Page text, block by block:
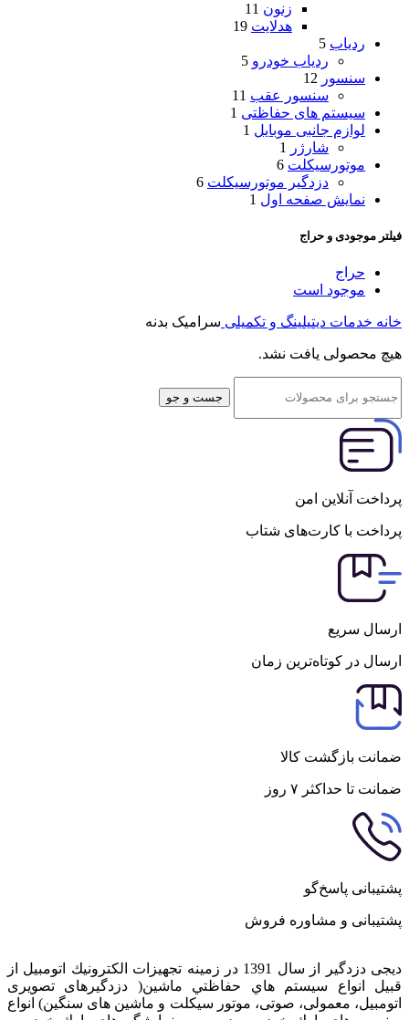
زنون 11
هدلایت 19
ردیاب 5
ردیاب خودرو 5
سنسور 12
سنسور عقب 11
سیستم های حفاظتی 1
لوازم جانبی موبایل 1
شارژر
1
موتورسیکلت 6
دزدگیر موتورسیکلت 6
نمایش صفحه اول 1
فیلتر موجودی و حراج
حراج
موجود است
خانه خدمات دیتیلینگ و تکمیلی سرامیک بدنه
هیچ محصولی یافت نشد.
جست و جو
پرداخت آنلاین امن
پرداخت با کارت‌های شتاب
ارسال سریع
ارسال در کوتاه‌ترین زمان
ضمانت بازگشت کالا
ضمانت تا حداکثر ۷ روز
پشتیبانی پاسخ‌گو
پشتیبانی و مشاوره فروش
دیجی دزدگیر از سال 1391 در زمينه تجهيزات الكترونيك اتومبیل از
قبيل انواع سيستم هاي حفاظتي ماشین( دزدگيرهای تصویری
اتومبیل، معمولی، صوتی، موتور سیکلت و ماشین های سنگین) انواع